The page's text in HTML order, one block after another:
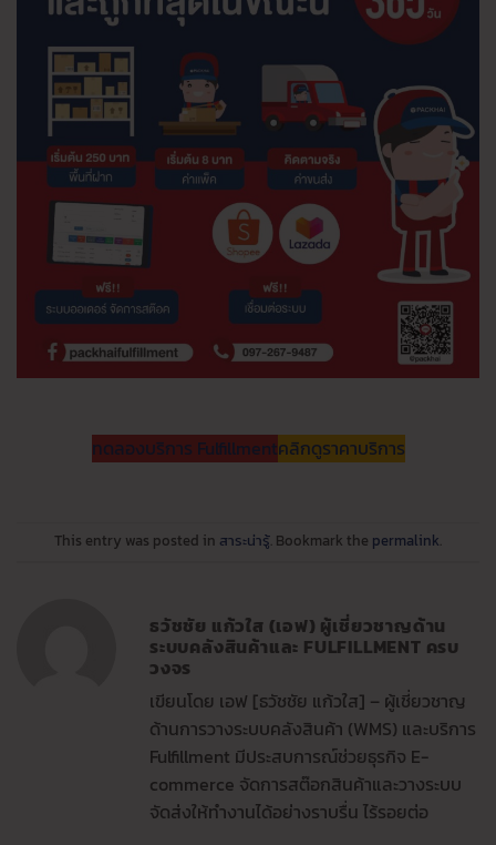
ทดลองบริการ Fulfillmentคลิกดูราคาบริการ
This entry was posted in สาระน่ารู้. Bookmark the permalink.
ธวัชชัย แก้วใส (เอฟ) ผู้เชี่ยวชาญด้าน
ระบบคลังสินค้าและ FULFILLMENT ครบ
วงจร
เขียนโดย เอฟ [ธวัชชัย แก้วใส] – ผู้เชี่ยวชาญ
ด้านการวางระบบคลังสินค้า (WMS) และบริการ
Fulfillment มีประสบการณ์ช่วยธุรกิจ E-
commerce จัดการสต๊อกสินค้าและวางระบบ
จัดส่งให้ทำงานได้อย่างราบรื่น ไร้รอยต่อ